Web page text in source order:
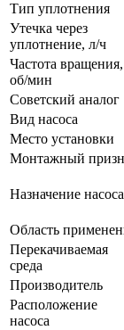
Тип уплотнения
Утечка через
уплотнение, л/ч
Частота вращения,
об/мин
Советский аналог
Вид насоса
Место установки
Монтажный
Назначение насоса
Область
Перекачиваемая
среда
Производитель
Расположение
насоса